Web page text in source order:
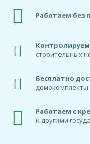
Работаем без
строительных
Бесплатно
домокомплекты
Работаем с
и другими